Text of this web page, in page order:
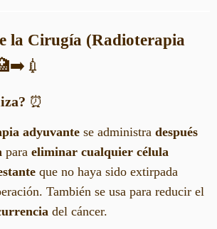
la Cirugía (Radioterapia
⏰
adyuvante se administra después
para eliminar cualquier célula
que no haya sido extirpada
También se usa para reducir el
del cáncer.